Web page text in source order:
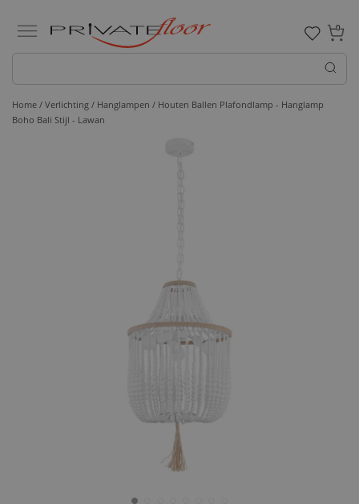
0
Home / Verlichting / Hanglampen / Houten Ballen Plafondlamp - Hanglamp
Boho Bali Stijl - Lawan